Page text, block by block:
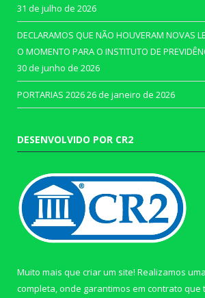
31 de julho de 2026
DECLARAMOS QUE NÃO HOUVERAM NOVAS
O MOMENTO PARA O INSTITUTO DE
30 de junho de 2026
PORTARIAS 202626 de janeiro de 2026
DESENVOLVIDO POR CR2
Muito mais que criar um site! Realizamos
completa, onde garantimos em contrato que